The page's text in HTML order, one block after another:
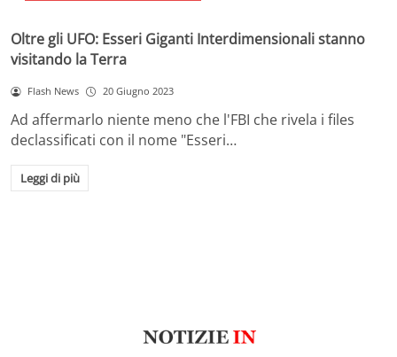
Oltre gli UFO: Esseri Giganti Interdimensionali stanno
visitando la Terra
Flash News 20 Giugno 2023
Ad affermarlo niente meno che l'FBI che rivela i files
declassificati con il nome "Esseri…
Leggi di più